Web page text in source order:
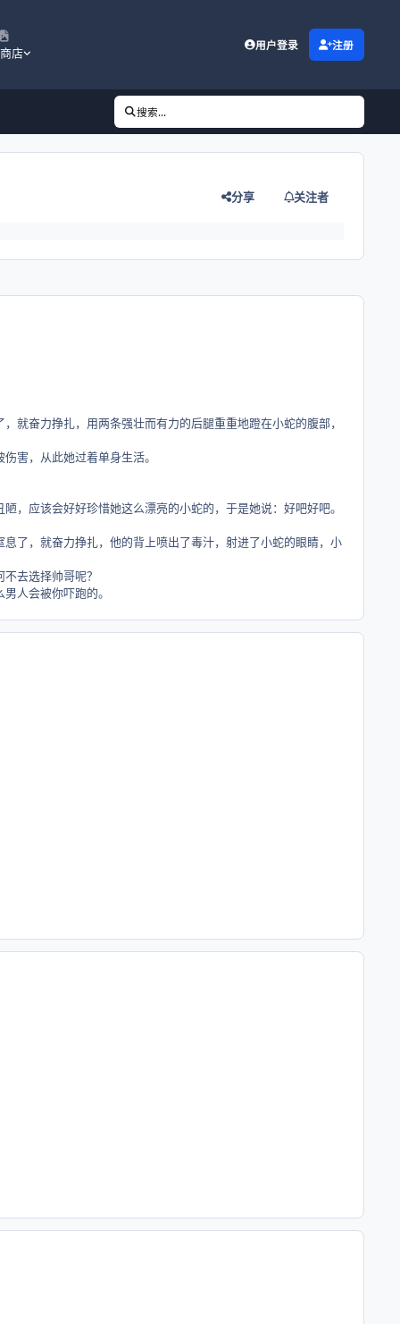
商店
用户登录 注册
搜索...
分享 关注者
力挣扎，用两条强壮而有力的后腿重重地蹬在小蛇的腹部，
，从此她过着单身生活。
该会好好珍惜她这么漂亮的小蛇的，于是她说：好吧好吧。
，就奋力挣扎，他的背上喷出了毒汁，射进了小蛇的眼睛，小
去选择帅哥呢？
人会被你吓跑的。